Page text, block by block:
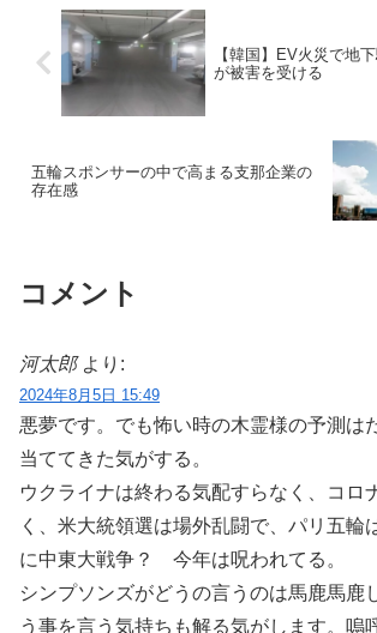
【韓国】EV火災で地
が被害を受ける
五輪スポンサーの中で高まる支那企業の
存在感
コメント
河太郎 より:
2024年8月5日 15:49
悪夢です。でも怖い時の木霊様の予測は
当ててきた気がする。
ウクライナは終わる気配すらなく、コロ
く、米大統領選は場外乱闘で、パリ五輪
に中東大戦争？ 今年は呪われてる。
シンプソンズがどうの言うのは馬鹿馬鹿
う事を言う気持ちも解る気がします。